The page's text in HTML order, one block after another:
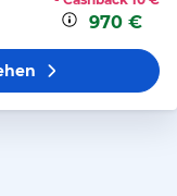
970 €